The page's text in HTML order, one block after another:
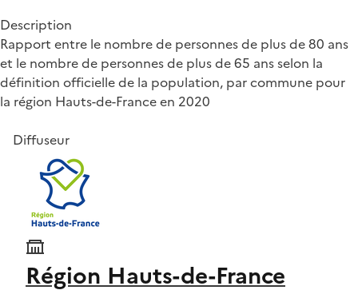
Description
Rapport entre le nombre de personnes de plus de 80 ans
et le nombre de personnes de plus de 65 ans selon la
définition officielle de la population, par commune pour
la région Hauts-de-France en 2020
Diffuseur
Région Hauts-de-France